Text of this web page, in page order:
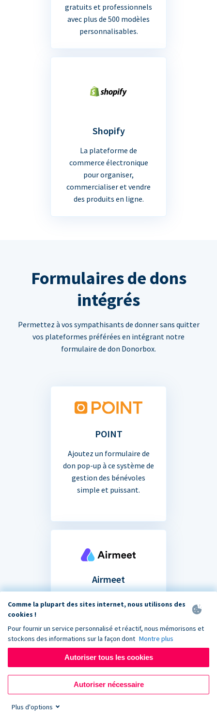
gratuits et professionnels
avec plus de 500 modèles
personnalisables.
Shopify
La plateforme de
commerce électronique
pour organiser,
commercialiser et vendre
des produits en ligne.
Formulaires de dons
intégrés
Permettez à vos sympathisants de donner sans quitter
vos plateformes préférées en intégrant notre
formulaire de don Donorbox.
POINT
Ajoutez un formulaire de
don pop-up à ce système de
gestion des bénévoles
simple et puissant.
Airmeet
de don dans le chat de votre
collecte de fonds virtuel.
Comme la plupart des sites internet, nous utilisons des
cookies !
Pour fournir un service personnalisé et réactif, nous mémorisons et
stockons des informations sur la façon dont Montre plus
Autoriser tous les cookies
Autoriser nécessaire
Plus d'options